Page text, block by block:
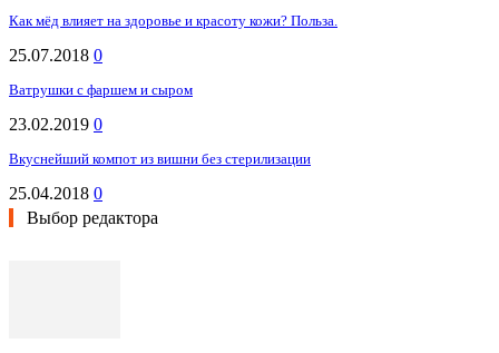
Как мёд влияет на здоровье и красоту кожи? Польза.
25.07.2018 0
Ватрушки с фаршем и сыром
23.02.2019 0
Вкуснейший компот из вишни без стерилизации
25.04.2018 0
Выбор редактора